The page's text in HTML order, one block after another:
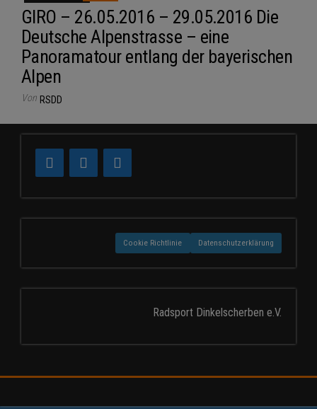
GIRO – 26.05.2016 – 29.05.2016 Die
Deutsche Alpenstrasse – eine
Panoramatour entlang der bayerischen
Alpen
Von RSDD
Cookie Richtlinie Datenschutzerklärung
Radsport Dinkelscherben e.V.